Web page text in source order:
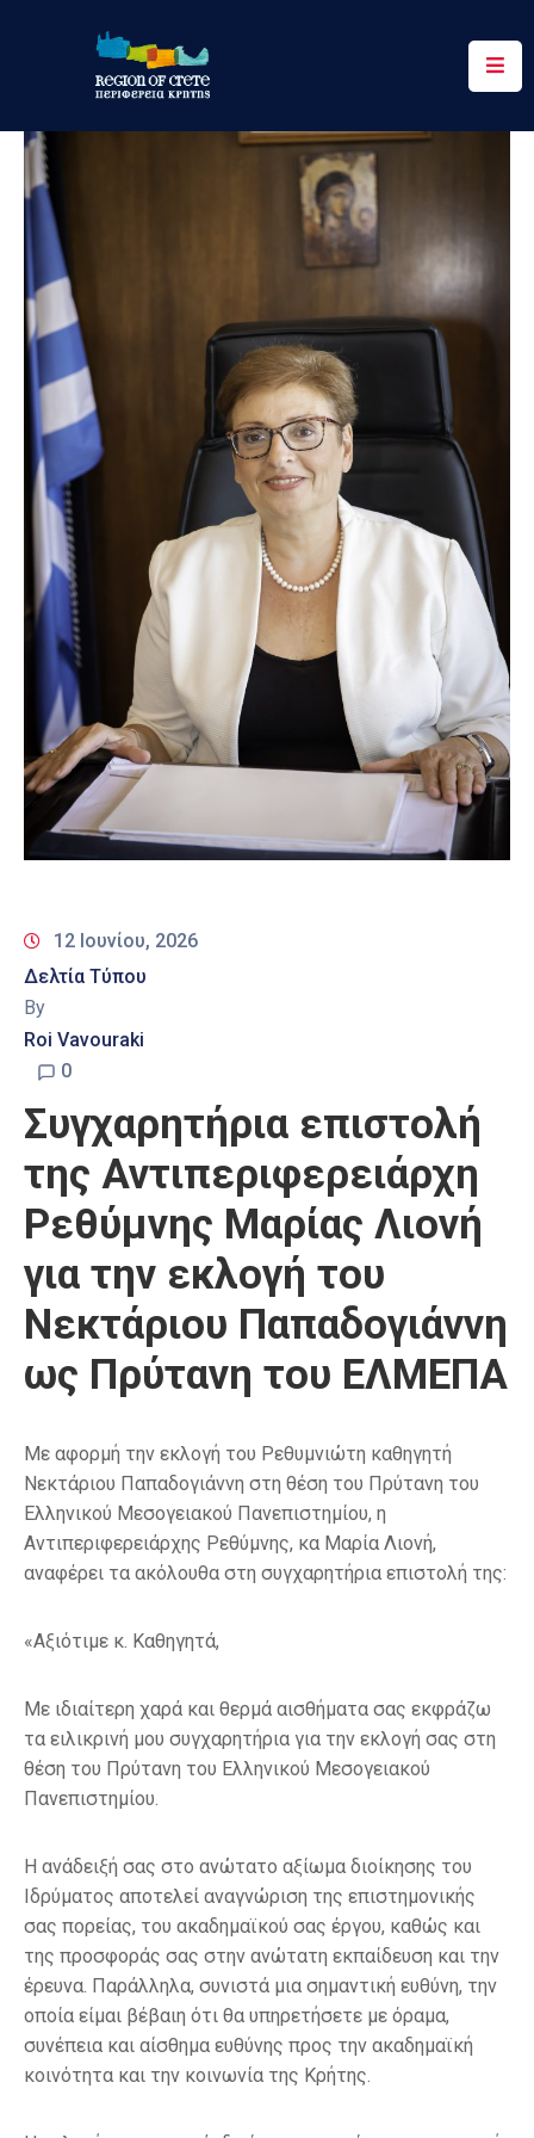
Περιφέρεια
Ενημέρωση
Έργα
Δράσεις
Ψηφιακές
Υπηρεσίες
Επικοινωνία
12 Ιουνίου, 2026
Δελτία Τύπου
By
Roi Vavouraki
0
Συγχαρητήρια επιστολή
της Αντιπεριφερειάρχη
Ρεθύμνης Μαρίας Λιονή
για την εκλογή του
Νεκτάριου Παπαδογιάννη
ως Πρύτανη του ΕΛΜΕΠΑ
Με αφορμή την εκλογή του Ρεθυμνιώτη καθηγητή
Νεκτάριου Παπαδογιάννη στη θέση του Πρύτανη του
Ελληνικού Μεσογειακού Πανεπιστημίου, η
Αντιπεριφερειάρχης Ρεθύμνης, κα Μαρία Λιονή,
αναφέρει τα ακόλουθα στη συγχαρητήρια επιστολή της:
«Αξιότιμε κ. Καθηγητά,
Mε ιδιαίτερη χαρά και θερμά αισθήματα σας εκφράζω
τα ειλικρινή μου συγχαρητήρια για την εκλογή σας στη
θέση του Πρύτανη του Ελληνικού Μεσογειακού
Πανεπιστημίου.
Η ανάδειξή σας στο ανώτατο αξίωμα διοίκησης του
Ιδρύματος αποτελεί αναγνώριση της επιστημονικής
σας πορείας, του ακαδημαϊκού σας έργου, καθώς και
της προσφοράς σας στην ανώτατη εκπαίδευση και την
έρευνα. Παράλληλα, συνιστά μια σημαντική ευθύνη, την
οποία είμαι βέβαιη ότι θα υπηρετήσετε με όραμα,
συνέπεια και αίσθημα ευθύνης προς την ακαδημαϊκή
κοινότητα και την κοινωνία της Κρήτης.